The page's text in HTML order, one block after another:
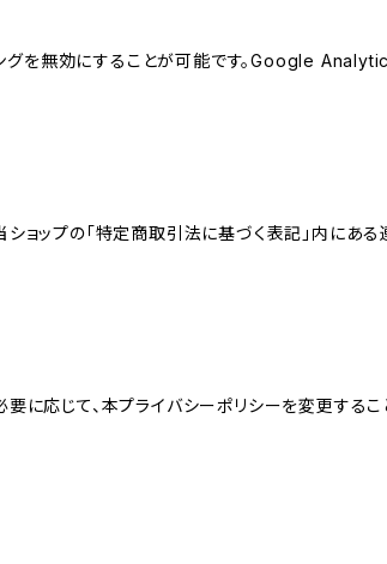
を無効にすることが可能です。Google
ップの「特定商取引法に基づく表記」内にある
応じて、本プライバシーポリシーを変更するこ